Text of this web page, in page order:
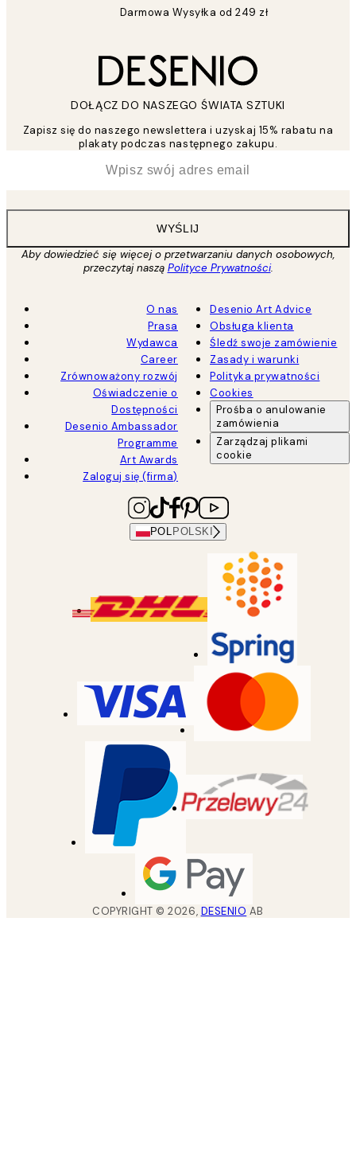
Darmowa Wysyłka od 249 zł
DOŁĄCZ DO NASZEGO ŚWIATA SZTUKI
Zapisz się do naszego newslettera i uzyskaj 15% rabatu na
plakaty podczas następnego zakupu.
WYŚLIJ
Aby dowiedzieć się więcej o przetwarzaniu danych osobowych,
przeczytaj naszą Polityce Prywatności.
O nas
Prasa
Wydawca
Career
Zrównoważony rozwój
Oświadczenie o
Dostępności
Desenio Ambassador
Programme
Art Awards
Zaloguj się (firma)
Desenio Art Advice
Obsługa klienta
Śledź swoje zamówienie
Zasady i warunki
Polityka prywatności
Cookies
Prośba o anulowanie
zamówienia
Zarządzaj plikami
cookie
POL POLSKI
COPYRIGHT ©2026, DESENIO AB